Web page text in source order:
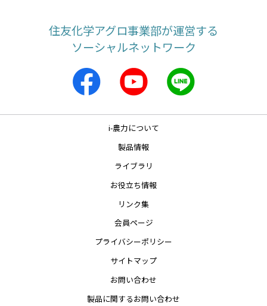
住友化学アグロ事業部が運営する
ソーシャルネットワーク
i-農力について
製品情報
ライブラリ
お役立ち情報
リンク集
会員ページ
プライバシーポリシー
サイトマップ
お問い合わせ
製品に関するお問い合わせ